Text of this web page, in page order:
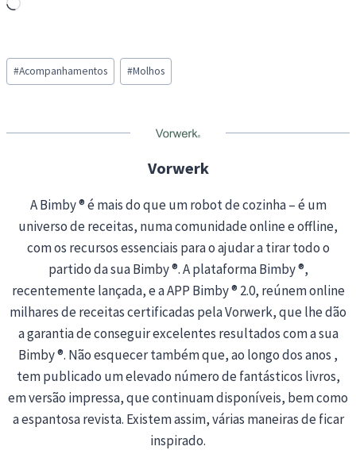
L
d
i
g
Post
Tags:
#Acompanhamentos #Molhos
Vorwerk
A Bimby ® é mais do que um robot de cozinha – é um
universo de receitas, numa comunidade online e offline,
com os recursos essenciais para o ajudar a tirar todo o
partido da sua Bimby ®. A plataforma Bimby ®,
recentemente lançada, e a APP Bimby ® 2.0, reúnem online
milhares de receitas certificadas pela Vorwerk, que lhe dão
a garantia de conseguir excelentes resultados com a sua
Bimby ®. Não esquecer também que, ao longo dos anos ,
tem publicado um elevado número de fantásticos livros,
em versão impressa, que continuam disponíveis, bem como
a espantosa revista. Existem assim, várias maneiras de ficar
inspirado.